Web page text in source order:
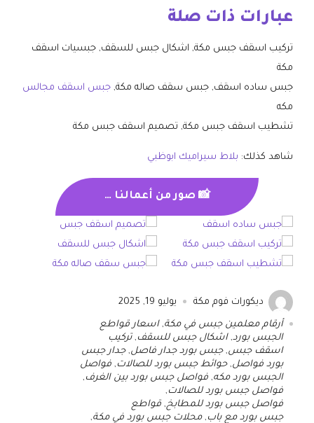
عبارات ذات صلة
تركيب اسقف جبس مكة, اشكال جبس للسقف, جبسيات اسقف
مكة
جبس ساده اسقف, جبس سقف صاله مكة, جبس اسقف مجالس
مكه
تشطيب اسقف جبس مكة, تصميم اسقف جبس مكة
شاهد كذلك: بلاط سيراميك ابوظبي
📸 صور من أعمالنا …
ديكورات فوم مكة يوليو 19, 2025
أرقام معلمين جبس في مكة,اسعار قواطع
الجبس بورد,اشكال جبس للسقف ,تركيب
اسقف جبس,جبس بورد جدار فاصل,جدار جبس
بورد فواصل,حوائط جبس بورد للصالات , فواصل
الجبس بورد مكه, فواصل جبس بورد بين الغرف ,
فواصل جبس بورد للصالات ,
فواصل جبس بورد للمطابخ, قواطع
جبس بورد مع باب ,محلات جبس بورد في مكة,